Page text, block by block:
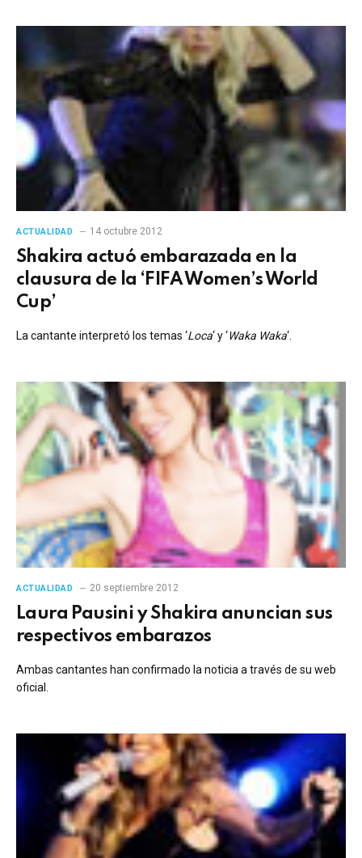
ACTUALIDAD 14 octubre 2012
Shakira actuó embarazada en la
clausura de la ‘FIFA Women’s World
Cup’
La cantante interpretó los temas ‘Loca‘ y ‘Waka Waka‘.
ACTUALIDAD 20 septiembre 2012
Laura Pausini y Shakira anuncian sus
respectivos embarazos
Ambas cantantes han confirmado la noticia a través de su web
oficial.